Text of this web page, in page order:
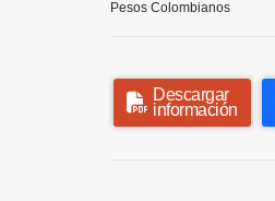
Pesos Colombianos
Descargar
información